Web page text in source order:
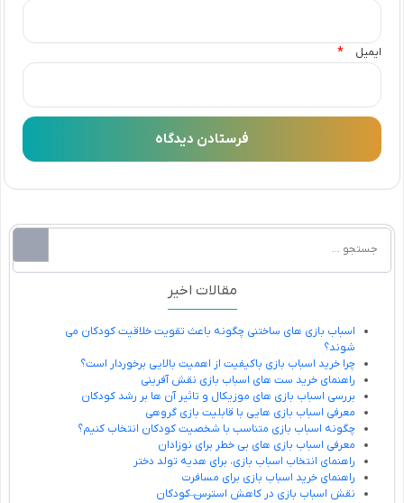
ایمیل *
مقالات اخیر
اسباب بازی های ساختنی چگونه باعث تقویت خلاقیت کودکان می
شوند؟
چرا خرید اسباب بازی باکیفیت از اهمیت بالایی برخوردار است؟
راهنمای خرید ست های اسباب بازی نقش آفرینی
بررسی اسباب بازی های موزیکال و تاثیر آن ها بر رشد کودکان
معرفی اسباب بازی هایی با قابلیت بازی گروهی
چگونه اسباب بازی متناسب با شخصیت کودکان انتخاب کنیم؟
معرفی اسباب بازی های بی خطر برای نوزادان
راهنمای انتخاب اسباب بازی، برای هدیه تولد دختر
راهنمای خرید اسباب بازی برای مسافرت
نقش اسباب بازی در کاهش استرس کودکان